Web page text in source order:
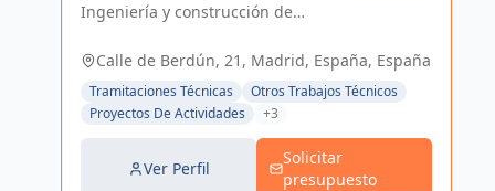
ENGINEERS
Ingeniería y construcción de
en Madrid y Sevilla La Nueva.
Calle de Berdún, 21, Madrid, España, España
Tramitaciones Técnicas
Otros Trabajos Técnicos
Proyectos De Actividades
+3
Ver Perfil
Solicitar
presupuesto